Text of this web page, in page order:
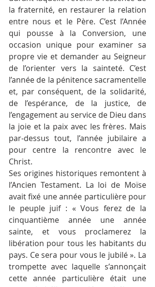
la fraternité, en restaurer la relation
entre nous et le Père. C’est l’Année
qui pousse à la Conversion, une
occasion unique pour examiner sa
propre vie et demander au Seigneur
de l’orienter vers la sainteté. C’est
l’année de la pénitence sacramentelle
et, par conséquent, de la solidarité,
de l’espérance, de la justice, de
l’engagement au service de Dieu dans
la joie et la paix avec les frères. Mais
par-dessus tout, l’année jubilaire a
pour centre la rencontre avec le
Christ.
Ses origines historiques remontent à
l’Ancien Testament. La loi de Moïse
avait fixé une année particulière pour
le peuple juif : « Vous ferez de la
cinquantième année une année
sainte, et vous proclamerez la
libération pour tous les habitants du
pays. Ce sera pour vous le jubilé ». La
trompette avec laquelle s’annonçait
cette année particulière était une